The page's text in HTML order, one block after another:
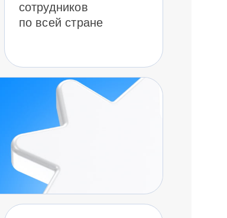
сотрудников
по всей стране